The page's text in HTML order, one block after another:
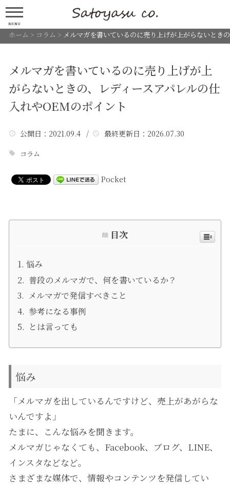
MENU
ホーム > コラム > メルマガを書いているのに売り上げが上がらないとき
メルマガを書いているのに売り上げが上
がらないときの、レディースアパレルの仕
入れやOEMのポイント
公開日 ：2021.09.4 / 最終更新日 ：2026.07.30
コラム
Pocket
目次
悩み
普段のメルマガで、何を書いているか？
メルマガで発信すべきこと
参考になる事例
とは言っても
悩み
「メルマガを出しているんですけど、売上があがらな
いんですよ」
たまに、こんな悩みを聞きます。
メルマガじゃなくても、Facebook、ブログ、LINE、
インスタなどなど。
さまざまな媒体で、情報やコンテンツを発信してい